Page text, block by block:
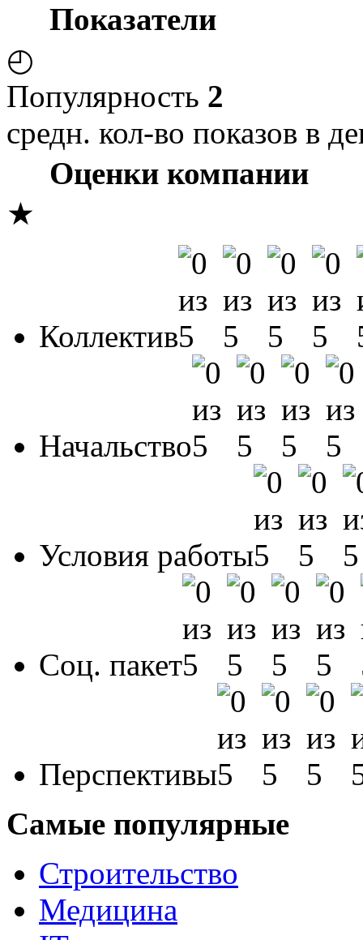
Показатели
◴
Популярность 2
средн. кол-во показов в
Оценки компании
★
Коллектив
Начальство
Условия работы
Соц. пакет
Перспективы
Самые популярные
Строительство
Медицина